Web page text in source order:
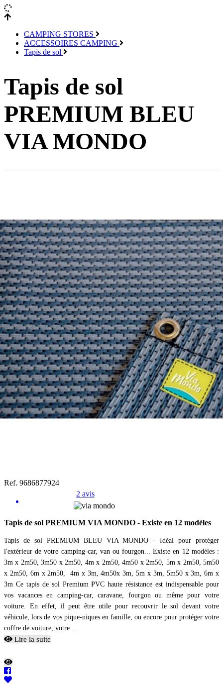
CAMPING STORES
ACCESSOIRES CAMPING
Tapis de sol
Tapis de sol
PREMIUM BLEU
VIA MONDO
Ref. 9686877924
2 avis
Tapis de sol PREMIUM VIA MONDO - Existe en 12 modèles
Tapis de sol PREMIUM BLEU VIA MONDO - Idéal pour protéger
l'extérieur de votre camping-car, van ou fourgon... Existe en 12 modèles :
3m x 2m50, 3m50 x 2m50, 4m x 2m50, 4m50 x 2m50, 5m x 2m50, 5m50
x 2m50, 6m x 2m50, 4m x 3m, 4m50x 3m, 5m x 3m, 5m50 x 3m, 6m x
3m Ce tapis de sol Premium PVC haute résistance est indispensable pour
vos vacances en camping-car, caravane, fourgon ou même pour votre
voiture. En effet, il peut être utile pour recouvrir le sol devant votre
véhicule, lors de vos pique-niques en famille, ou encore pour protéger votre
coffre de voiture, votre ...
Lire la suite